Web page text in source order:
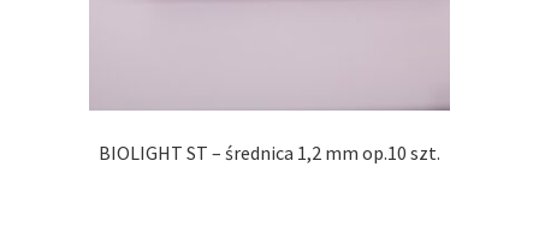
BIOLIGHT ST – średnica 1,2 mm op.10 szt.